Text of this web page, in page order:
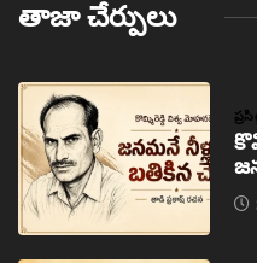
తాజా చేర్పులు